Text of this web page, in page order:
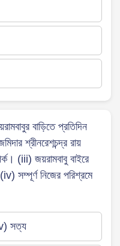
বাড়িতে প্রতিদিন
শ্রীনরেশচন্দ্র রায়
(iii) জয়রামবাবু বাইরে
সম্পূর্ণ নিজের পরিশ্রমে
সত্য